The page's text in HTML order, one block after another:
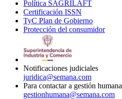
Política SAGRILAFT
new
window
Certificación ISSN
in
new
TyC Plan de Gobierno
in
Protección del consumidorOpens
Notificaciones judiciales
juridica@semana.com
Para contactar a gestión humana
gestionhumana@semana.com